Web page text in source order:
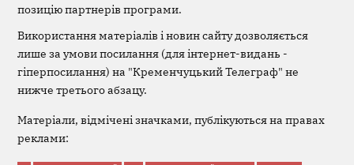
позицію партнерів програми.
Використання матеріалів і новин сайту дозволяється
лише за умови посилання (для інтернет-видань -
гіперпосилання) на "Кременчуцький Телеграф" не
нижче третього абзацу.
Матеріали, відмічені значками, публікуються на правах
реклами: